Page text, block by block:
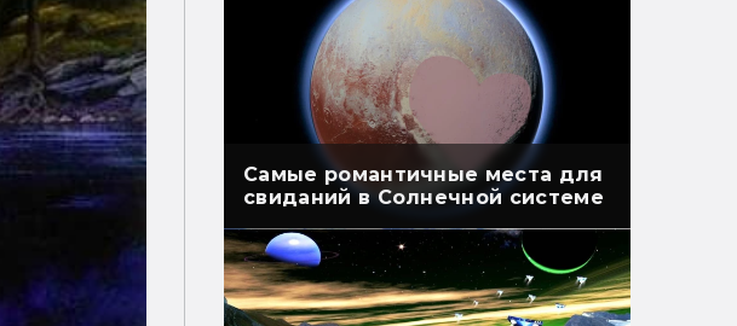
Самые романтичные места для
свиданий в Солнечной системе